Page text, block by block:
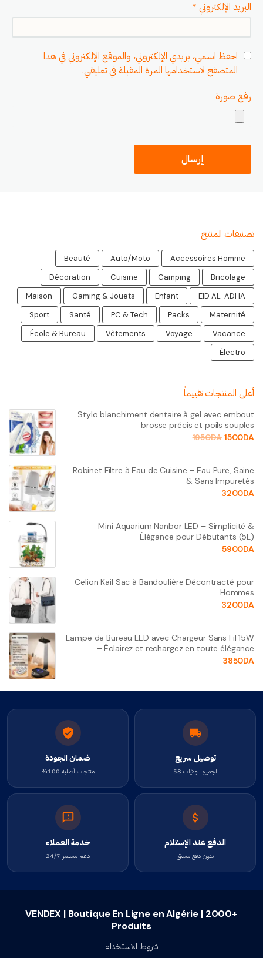
البريد الإلكتروني *
احفظ اسمي، بريدي الإلكتروني، والموقع الإلكتروني في هذا
المتصفح لاستخدامها المرة المقبلة في تعليقي.
رفع صورة
تصنيفات المنتج
Accessoires Homme
Auto/Moto
Beauté
Bricolage
Camping
Cuisine
Décoration
EID AL-ADHA
Enfant
Gaming & Jouets
Maison
Maternité
Packs
PC & Tech
Santé
Sport
Vacance
Voyage
Vêtements
École & Bureau
Électro
أعلى المنتجات تقييماً
Stylo blanchiment dentaire à gel avec embout
brosse précis et poils souples
1500DA
1950DA
Robinet Filtre à Eau de Cuisine – Eau Pure, Saine
& Sans Impuretés
3200DA
Mini Aquarium Nanbor LED – Simplicité &
Élégance pour Débutants (5L)
5900DA
Celion Kail Sac à Bandoulière Décontracté pour
Hommes
3200DA
Lampe de Bureau LED avec Chargeur Sans Fil 15W
– Éclairez et rechargez en toute élégance
3850DA
توصيل سريع
لجميع الولايات 58
ضمان الجودة
منتجات أصلية 100%
الدفع عند الإستلام
بدون دفع مسبق
خدمة العملاء
دعم مستمر 24/7
VENDEX | Boutique En Ligne en Algérie | 2000+
Produits
شروط الاستخدام